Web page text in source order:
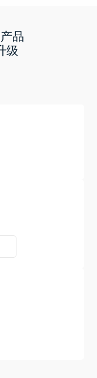
品
级